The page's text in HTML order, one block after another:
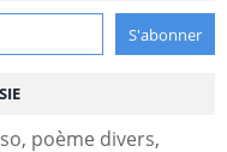
poème divers,